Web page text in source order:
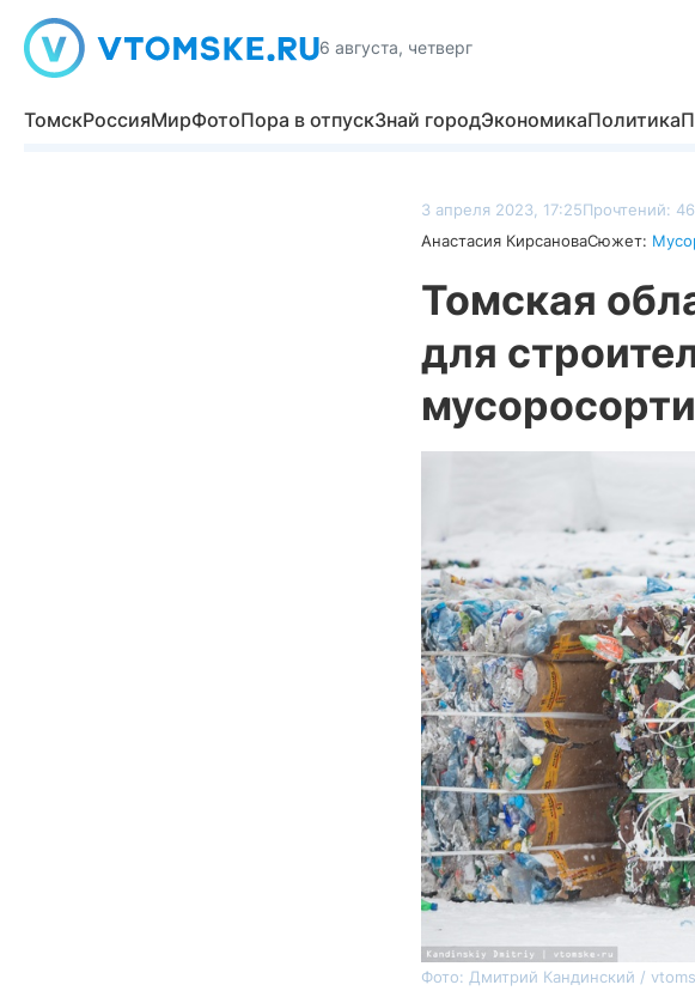
6 августа, четверг
ТомскРоссияМирФотоПора в отпускЗнай городЭкономикаПолитика
3 апреля 2023, 17:25Прочтений:
Анастасия КирсановаСюжет:
Томская
для
Фото: Дмитрий Кандинский /